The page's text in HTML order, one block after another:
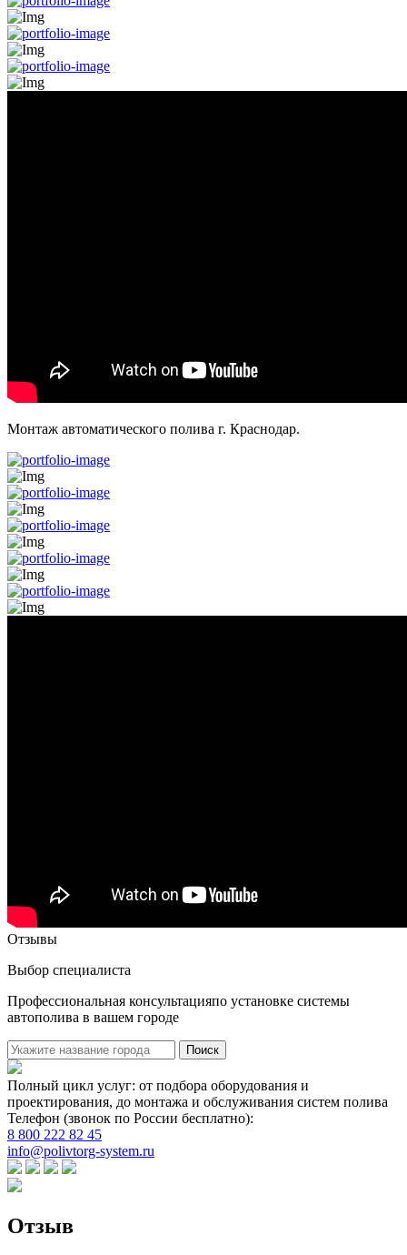
Монтаж автоматического полива г. Краснодар.
Отзывы
Выбор специалиста
Профессиональная консультацияпо установке системы
автополива в вашем городе
Поиск
Полный цикл услуг: от подбора оборудования и
проектирования, до монтажа и обслуживания систем полива
Телефон (звонок по России бесплатно):
8 800 222 82 45
info@polivtorg-system.ru
Отзыв